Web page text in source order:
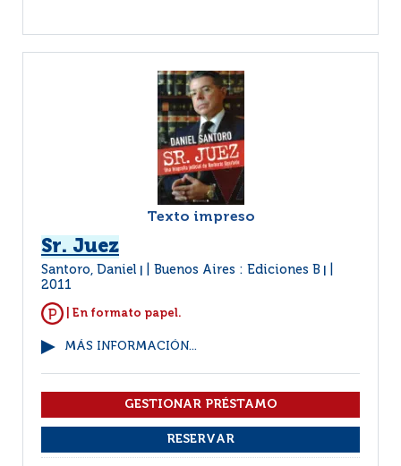
Texto impreso
Sr. Juez
Santoro, Daniel Buenos Aires : Ediciones B
2011
| En formato papel.
MÁS INFORMACIÓN...